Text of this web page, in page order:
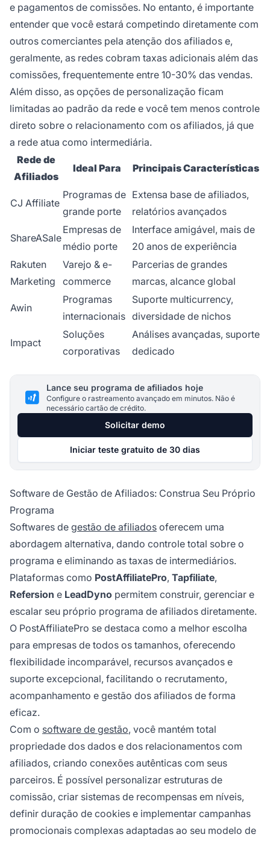
e pagamentos de comissões. No entanto, é importante
entender que você estará competindo diretamente com
outros comerciantes pela atenção dos afiliados e,
geralmente, as redes cobram taxas adicionais além das
comissões, frequentemente entre 10-30% das vendas.
Além disso, as opções de personalização ficam
limitadas ao padrão da rede e você tem menos controle
direto sobre o relacionamento com os afiliados, já que
a rede atua como intermediária.
Rede de
Afiliados
Ideal Para Principais Características
CJ Affiliate
Programas de
grande porte
Extensa base de afiliados,
relatórios avançados
ShareASale
Empresas de
médio porte
Interface amigável, mais de
20 anos de experiência
Rakuten
Marketing
Varejo & e-
commerce
Parcerias de grandes
marcas, alcance global
Awin
Programas
internacionais
Suporte multicurrency,
diversidade de nichos
Impact
Soluções
corporativas
Análises avançadas, suporte
dedicado
Lance seu programa de afiliados hoje
Configure o rastreamento avançado em minutos. Não é
necessário cartão de crédito.
Solicitar demo
Iniciar teste gratuito de 30 dias
Software de Gestão de Afiliados: Construa Seu Próprio
Programa
Softwares de gestão de afiliados oferecem uma
abordagem alternativa, dando controle total sobre o
programa e eliminando as taxas de intermediários.
Plataformas como PostAffiliatePro, Tapfiliate,
Refersion e LeadDyno permitem construir, gerenciar e
escalar seu próprio programa de afiliados diretamente.
O PostAffiliatePro se destaca como a melhor escolha
para empresas de todos os tamanhos, oferecendo
flexibilidade incomparável, recursos avançados e
suporte excepcional, facilitando o recrutamento,
acompanhamento e gestão dos afiliados de forma
eficaz.
Com o software de gestão, você mantém total
propriedade dos dados e dos relacionamentos com
afiliados, criando conexões autênticas com seus
parceiros. É possível personalizar estruturas de
comissão, criar sistemas de recompensas em níveis,
definir duração de cookies e implementar campanhas
promocionais complexas adaptadas ao seu modelo de